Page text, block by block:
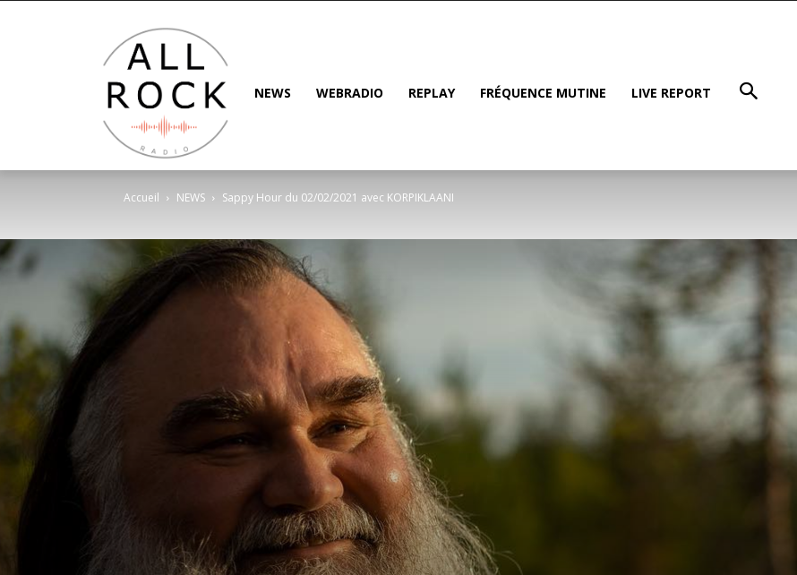
NEWS WEBRADIO REPLAY FRÉQUENCE MUTINE LIVE REPORT
Accueil NEWS Sappy Hour du 02/02/2021 avec KORPIKLAANI